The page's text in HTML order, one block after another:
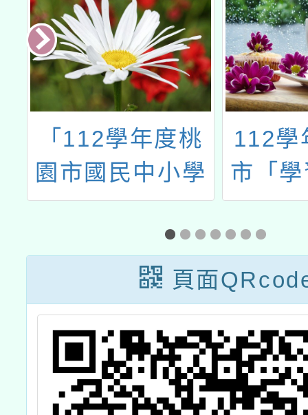
「112學年度桃
園市國民中小學
學生學習扶助整
體行政推動計畫
子計畫十六：國
中小因材網教學
研習計畫」-數學
科
112學
市「
整體
畫子
一：
教師
頁面